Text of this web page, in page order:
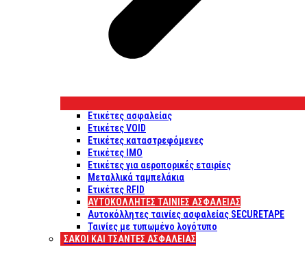
Ετικέτες ασφαλείας
Ετικέτες VOID
Ετικέτες καταστρεφόμενες
Ετικέτες IMO
Ετικέτες για αεροπορικές εταιρίες
Μεταλλικά ταμπελάκια
Ετικέτες RFID
ΑΥΤΟΚΌΛΛΗΤΕΣ ΤΑΙΝΊΕΣ ΑΣΦΑΛΕΊΑΣ
Αυτοκόλλητες ταινίες ασφαλείας SECURETAPE
Ταινίες με τυπωμένο λογότυπο
ΣΆΚΟΙ ΚΑΙ ΤΣΆΝΤΕΣ ΑΣΦΑΛΕΊΑΣ